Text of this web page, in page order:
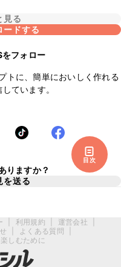
目次
見る
ードする
をフォロー
トに、簡単においしく作れる
ています。
りますか？
を送る
利用規約 運営会社
よくある質問
しむために